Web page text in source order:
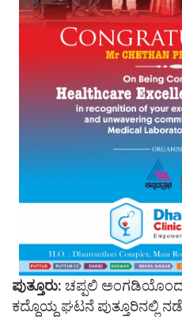
ಪುತ್ತೂರು: ಚಪ್ಪಲಿ
ಕದ್ದೊಯ್ದ ಘಟನೆ ಪುತ್ತೂರಿನಲ್ಲಿ